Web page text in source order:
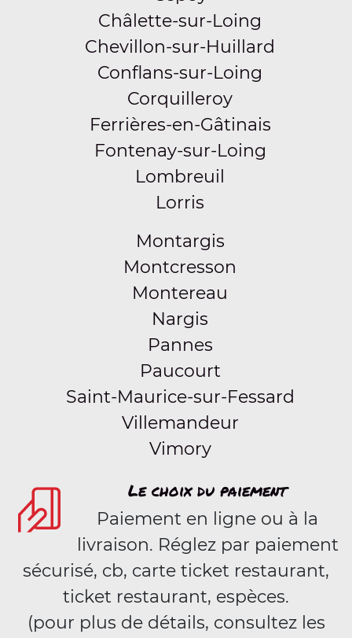
Châlette-sur-Loing
Chevillon-sur-Huillard
Conflans-sur-Loing
Corquilleroy
Ferrières-en-Gâtinais
Fontenay-sur-Loing
Lombreuil
Lorris
Montargis
Montcresson
Montereau
Nargis
Pannes
Paucourt
Saint-Maurice-sur-Fessard
Villemandeur
Vimory
Le choix du paiement
Paiement en ligne ou à la
livraison. Réglez par paiement
sécurisé, cb, carte ticket restaurant,
ticket restaurant, espèces.
(pour plus de détails, consultez les